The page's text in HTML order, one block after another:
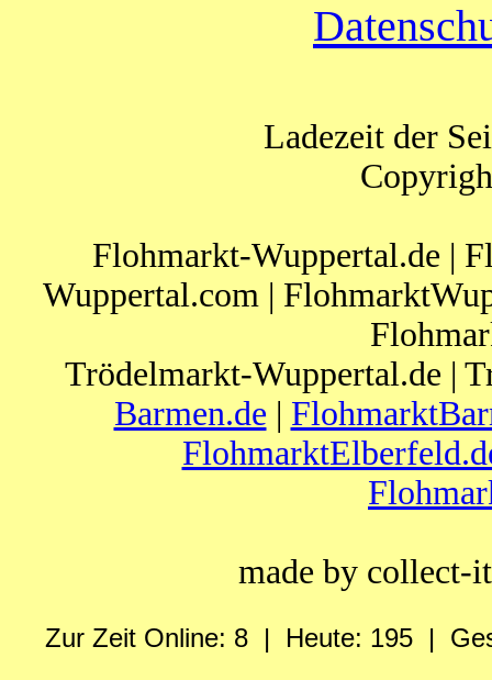
Ladezeit der
Flohmarkt-Wuppertal.de |
Wuppertal.com |
Trödelmarkt-Wuppertal.de |
Barmen.de |
made by collect-
Zur Zeit Online: 8 | Heute: 195 |